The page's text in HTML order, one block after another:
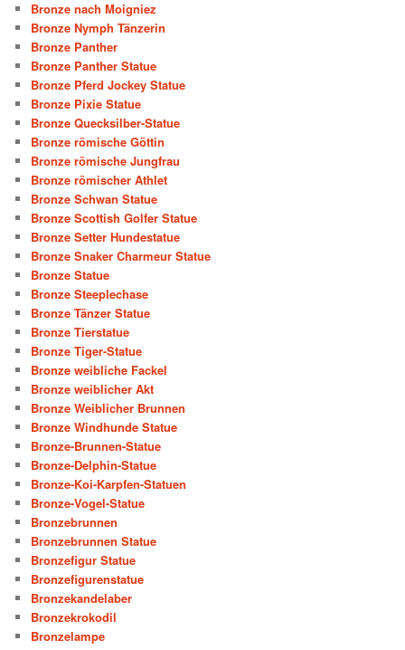
Bronze nach Moigniez
Bronze Nymph Tänzerin
Bronze Panther
Bronze Panther Statue
Bronze Pferd Jockey Statue
Bronze Pixie Statue
Bronze Quecksilber-Statue
Bronze römische Göttin
Bronze römische Jungfrau
Bronze römischer Athlet
Bronze Schwan Statue
Bronze Scottish Golfer Statue
Bronze Setter Hundestatue
Bronze Snaker Charmeur Statue
Bronze Statue
Bronze Steeplechase
Bronze Tänzer Statue
Bronze Tierstatue
Bronze Tiger-Statue
Bronze weibliche Fackel
Bronze weiblicher Akt
Bronze Weiblicher Brunnen
Bronze Windhunde Statue
Bronze-Brunnen-Statue
Bronze-Delphin-Statue
Bronze-Koi-Karpfen-Statuen
Bronze-Vogel-Statue
Bronzebrunnen
Bronzebrunnen Statue
Bronzefigur Statue
Bronzefigurenstatue
Bronzekandelaber
Bronzekrokodil
Bronzelampe